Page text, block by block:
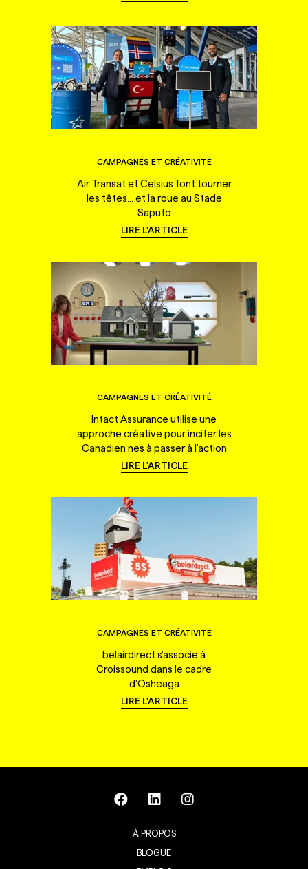
CAMPAGNES ET CRÉATIVITÉ
Air Transat et Celsius font tourner
les têtes... et la roue au Stade
Saputo
LIRE L'ARTICLE
CAMPAGNES ET CRÉATIVITÉ
Intact Assurance utilise une
approche créative pour inciter les
Canadien·nes à passer à l'action
LIRE L'ARTICLE
CAMPAGNES ET CRÉATIVITÉ
belairdirect s'associe à
Croissound dans le cadre
d'Osheaga
LIRE L'ARTICLE
À PROPOS
BLOGUE